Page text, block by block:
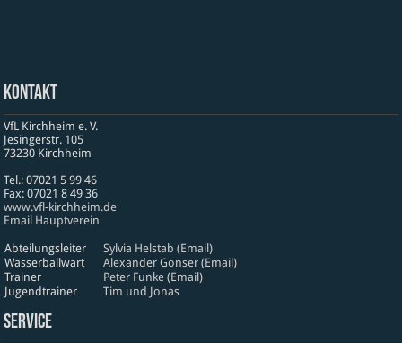
Kontakt
VfL Kirchheim e. V.
Jesinger­str. 105
73230 Kirch­heim
Tel.: 07021 5 99 46
Fax: 07021 8 49 36
www​.vfl​-kirch​heim​.de
Email Hauptverein
Abteilungsleiter
Sylvia Helstab (Email)
Wasserballwart
Alexander Gonser (Email)
Trainer
Peter Funke (Email)
Jugendtrainer
Tim und Jonas
Service